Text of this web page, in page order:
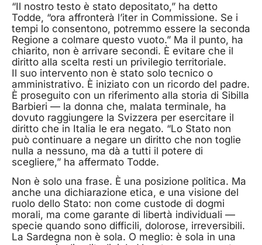
“Il nostro testo è stato depositato,” ha detto
Todde, “ora affronterà l’iter in Commissione. Se i
tempi lo consentono, potremmo essere la seconda
Regione a colmare questo vuoto.” Ma il punto, ha
chiarito, non è arrivare secondi. È evitare che il
diritto alla scelta resti un privilegio territoriale.
Il suo intervento non è stato solo tecnico o
amministrativo. È iniziato con un ricordo del padre.
È proseguito con un riferimento alla storia di Sibilla
Barbieri — la donna che, malata terminale, ha
dovuto raggiungere la Svizzera per esercitare il
diritto che in Italia le era negato. “Lo Stato non
può continuare a negare un diritto che non toglie
nulla a nessuno, ma dà a tutti il potere di
scegliere,” ha affermato Todde.
Non è solo una frase. È una posizione politica. Ma
anche una dichiarazione etica, e una visione del
ruolo dello Stato: non come custode di dogmi
morali, ma come garante di libertà individuali —
specie quando sono difficili, dolorose, irreversibili.
La Sardegna non è sola. O meglio: è sola in una